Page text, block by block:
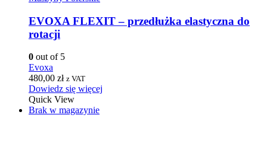
EVOXA FLEXIT – przedłużka elastyczna do
rotacji
0 out of 5
Evoxa
480,00 zł z VAT
Dowiedz się więcej
Quick View
Brak w magazynie